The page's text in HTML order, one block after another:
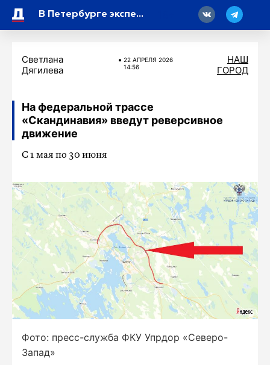
В Петербурге эксперты обсудили перспективы международного сотрудничества на выставке CICPE на Хайнане
Светлана
Дягилева
22 АПРЕЛЯ 2026
14:56
НАШ
ГОРОД
На федеральной трассе
«Скандинавия» введут реверсивное
движение
С 1 мая по 30 июня
Фото: пресс-служба ФКУ Упрдор «Северо-
Запад»